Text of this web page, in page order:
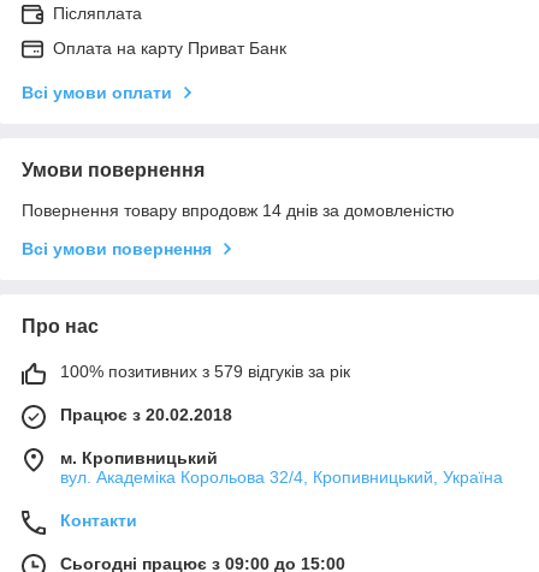
Післяплата
Оплата на карту Приват Банк
Всі умови оплати
Умови повернення
Повернення товару впродовж 14 днів за домовленістю
Всі умови повернення
Про нас
100% позитивних з 579 відгуків за рік
Працює з 20.02.2018
м. Кропивницький
вул. Академіка Корольова 32/4, Кропивницький, Україна
Контакти
Сьогодні працює з 09:00 до 15:00